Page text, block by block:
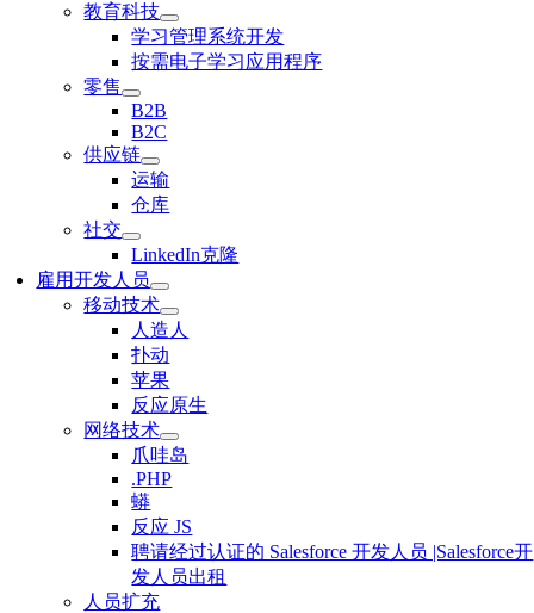
教育科技
学习管理系统开发
按需电子学习应用程序
零售
B2B
B2C
供应链
运输
仓库
社交
LinkedIn克隆
雇用开发人员
移动技术
人造人
扑动
苹果
反应原生
网络技术
爪哇岛
.PHP
蟒
反应 JS
聘请经过认证的 Salesforce 开发人员 |Salesforce开
发人员出租
人员扩充